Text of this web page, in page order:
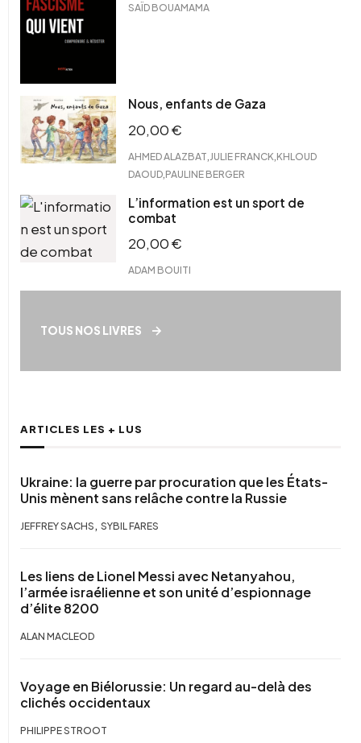
SAÏD BOUAMAMA
Nous, enfants de Gaza
20,00€
AHMED ALAZBAT JULIE FRANCK KHLOUD
DAOUD PAULINE BERGER
L’information est un sport de
combat
20,00€
ADAM BOUITI
TOUS NOS LIVRES
ARTICLES LES + LUS
Ukraine: la guerre par procuration que les États-
Unis mènent sans relâche contre la Russie
JEFFREY SACHS, SYBIL FARES
Les liens de Lionel Messi avec Netanyahou,
l’armée israélienne et son unité d’espionnage
d’élite 8200
ALAN MACLEOD
Voyage en Biélorussie: Un regard au-delà des
clichés occidentaux
PHILIPPE STROOT